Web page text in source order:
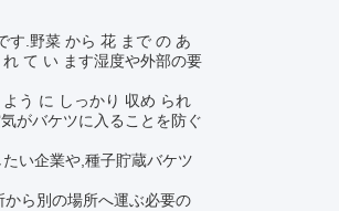
す.野菜 から 花 まで の あ
て い ます湿度や外部の要
う に しっかり 収め られ
がバケツに入ることを防ぐ
い企業や,種子貯蔵バケツ
ら別の場所へ運ぶ必要の